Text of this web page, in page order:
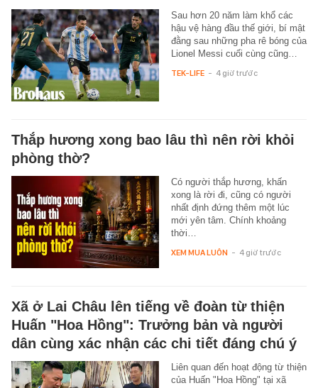
Sau hơn 20 năm làm khổ các
hậu vệ hàng đầu thế giới, bí mật
đằng sau những pha rê bóng của
Lionel Messi cuối cùng cũng…
TEK-LIFE - 4 giờ trước
Thắp hương xong bao lâu thì nên rời khỏi
phòng thờ?
Có người thắp hương, khấn
xong là rời đi, cũng có người
nhất định đứng thêm một lúc
mới yên tâm. Chính khoảng
thời…
XEM MUA LUÔN - 4 giờ trước
Xã ở Lai Châu lên tiếng về đoàn từ thiện
Huấn "Hoa Hồng": Trưởng bản và người
dân cùng xác nhận các chi tiết đáng chú ý
Liên quan đến hoạt động từ thiện
của Huấn "Hoa Hồng" tại xã